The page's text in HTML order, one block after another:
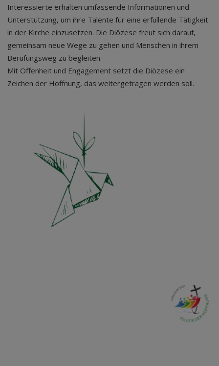
Interessierte erhalten umfassende Informationen und
Unterstützung, um ihre Talente für eine erfüllende Tätigkeit
in der Kirche einzusetzen. Die Diözese freut sich darauf,
gemeinsam neue Wege zu gehen und Menschen in ihrem
Berufungsweg zu begleiten.
Mit Offenheit und Engagement setzt die Diözese ein
Zeichen der Hoffnung, das weitergetragen werden soll.